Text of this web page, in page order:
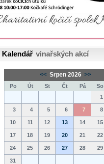
Kalendář vinařských akcí
<< Srpen 2026 >>
Po Út St Čt Pá So
1
3 4 5 6 7 8
10 11 12 13 14 15
17 18 19 20 21 22
24 25 26 27 28 29
31